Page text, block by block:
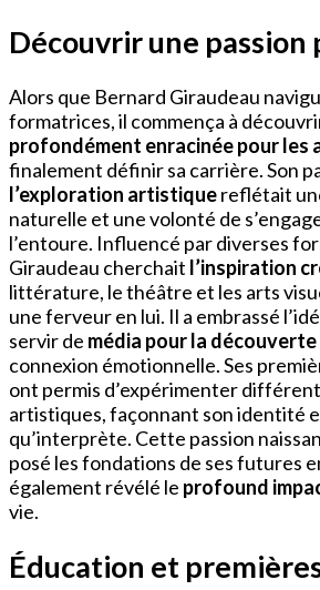
Découvrir une passion
Alors que Bernard Giraudeau
formatrices, il commença à
profondément enracinée pour les
finalement définir sa carrière. Son
l’exploration artistiquereflétait
naturelle et une volonté de
l’entoure. Influencé par diverses
Giraudeau cherchait l’inspiration
littérature, le théâtre et les arts
une ferveur en lui. Il a embrassé
servir de média pour la découverte
connexion émotionnelle. Ses
ont permis d’expérimenter
artistiques, façonnant son identité
qu’interprète. Cette passion
posé les fondations de ses futures
également révélé le profound
vie.
Éducation et